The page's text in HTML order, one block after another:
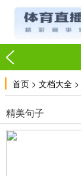
首页 > 文档大全 >
精美句子